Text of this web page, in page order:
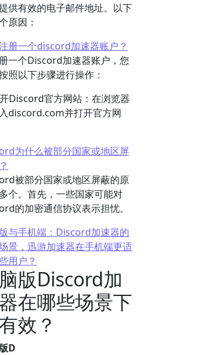
供有效的电子邮件地址。以下
原因：
册一个discord加速器账户？
一个Discord加速器账户，您
照以下步骤进行操作：
Discord官方网站：在浏览器
discord.com并打开官方网
为什么被部分国家或地区屏
被部分国家或地区屏蔽的原
个。首先，一些国家可能对
的加密通信协议表示担忧。
与手机端：Discord加速器的
景，迅游加速器在手机端更适
用户？
版Discord加
在哪些场景下
效？
D